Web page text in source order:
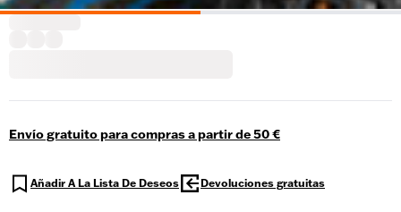
Envío gratuito para compras a partir de 50 €
Añadir A La Lista De Deseos Devoluciones gratuitas